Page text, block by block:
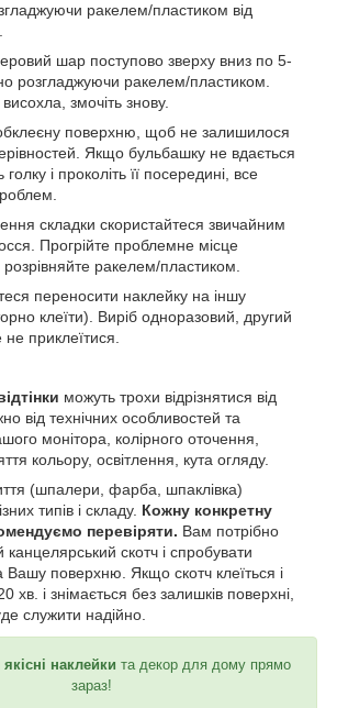
ракелем/пластиком від
шар поступово зверху вниз по 5-
розгладжуючи ракелем/пластиком.
змочіть знову.
поверхню, щоб не залишилося
Якщо бульбашку не вдається
голку і проколіть її посередині, все
складки скористайтеся звичайним
Прогрійте проблемне місце
розрівняйте ракелем/пластиком.
переносити наклейку на іншу
клеїти). Виріб одноразовий, другий
не приклеїтися.
можуть трохи відрізнятися від
від технічних особливостей та
монітора, колірного оточення,
кольору, освітлення, кута огляду.
(шпалери, фарба, шпаклівка)
типів і складу. Кожну конкретну
перевіряти. Вам потрібно
канцелярський скотч і спробувати
Вашу поверхню. Якщо скотч клеїться і
хв. і знімається без залишків поверхні,
служити надійно.
якісні наклейки та декор для дому прямо
зараз!